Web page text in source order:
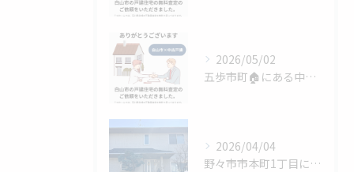
2026/05/02
五歩市町🏠にある中古戸建の売却査定のご依頼、ありがとうござい...
2026/04/04
野々市市本町1丁目にあるステキな中古戸建の販売が始まりました...